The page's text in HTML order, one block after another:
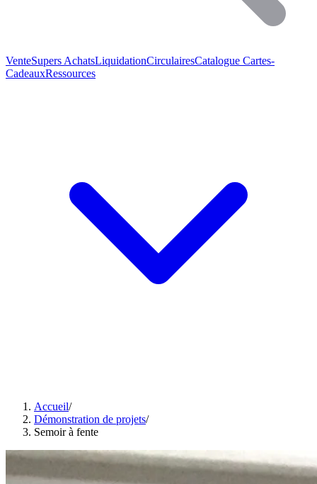
VenteSupers AchatsLiquidationCirculairesCatalogue Cartes-
CadeauxRessources
Accueil/
Démonstration de projets/
Semoir à fente